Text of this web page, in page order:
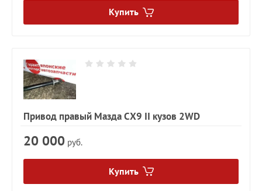
Купить
Привод правый Мазда CX9 II кузов 2WD
20 000 руб.
Купить